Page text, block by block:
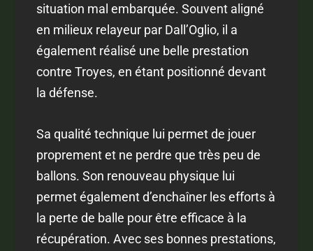
situation mal embarquée. Souvent aligné
en milieux relayeur par Dall’Oglio, il a
également réalisé une belle prestation
contre Troyes, en étant positionné devant
la défense.
Sa qualité technique lui permet de jouer
proprement et ne perdre que très peu de
ballons. Son renouveau physique lui
permet également d’enchaîner les efforts à
la perte de balle pour être efficace à la
récupération. Avec ses bonnes prestations,